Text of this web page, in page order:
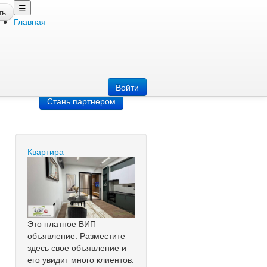
☰
Главная
Войти
Стань партнером
Квартира
Это платное ВИП-
объявление. Разместите
здесь свое объявление и
его увидит много клиентов.